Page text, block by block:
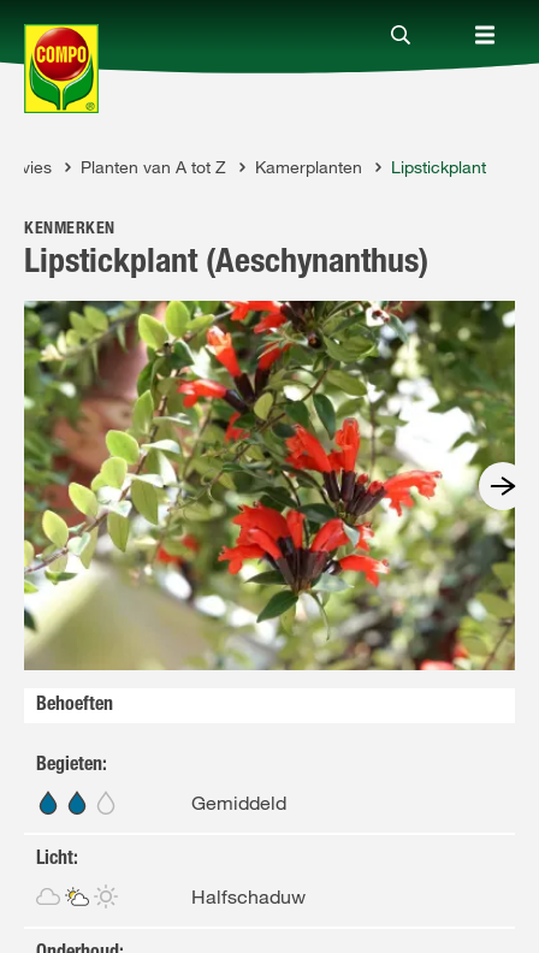
Producten
Advies
Thema's
Tot je dienst
Onderneming
NL FR
Advies Planten van A tot Z Kamerplanten Lipstickplant
KENMERKEN
Lipstickplant (Aeschynanthus)
Behoeften
Begieten:
Gemiddeld
Licht:
Halfschaduw